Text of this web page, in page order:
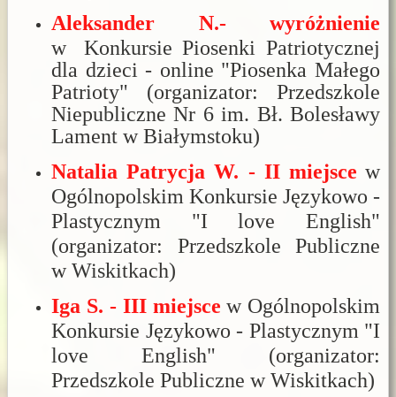
Aleksander N.- wyróżnienie
w
Konkursie Piosenki Patriotycznej
dla dzieci - online "Piosenka Małego
Patrioty"
(organizator: Przedszkole
Niepubliczne Nr 6 im. Bł. Bolesławy
Lament w Białymstoku)
Natalia Patrycja W. - II miejsce w
Ogólnopolskim Konkursie Językowo -
Plastycznym "I love English"
(organizator: Przedszkole Publiczne
w Wiskitkach)
Iga S. - III miejsce w Ogólnopolskim
Konkursie Językowo - Plastycznym "I
love English" (organizator:
Przedszkole Publiczne w Wiskitkach)